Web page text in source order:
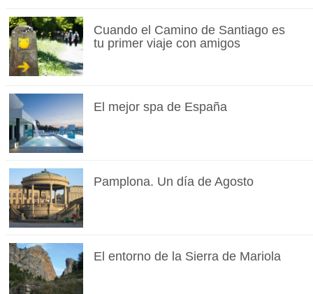
Cuando el Camino de Santiago es
tu primer viaje con amigos
El mejor spa de España
Pamplona. Un día de Agosto
El entorno de la Sierra de Mariola